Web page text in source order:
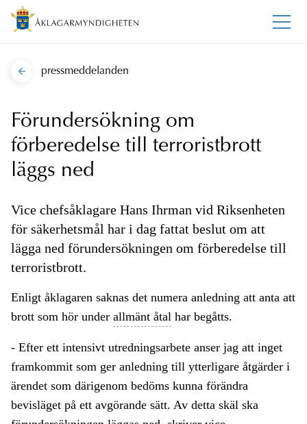
pressmeddelanden
Förundersökning om
förberedelse till terroristbrott
läggs ned
Vice chefsåklagare Hans Ihrman vid Riksenheten
för säkerhetsmål har i dag fattat beslut om att
lägga ned förundersökningen om förberedelse till
terroristbrott.
Enligt åklagaren saknas det numera anledning att anta att
brott som hör under allmänt åtal har begåtts.
- Efter ett intensivt utredningsarbete anser jag att inget
framkommit som ger anledning till ytterligare åtgärder i
ärendet som därigenom bedöms kunna förändra
bevisläget på ett avgörande sätt. Av detta skäl ska